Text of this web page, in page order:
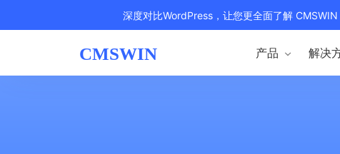
深度对比WordPress，让您更全面了解 CMSWIN
产品 解决